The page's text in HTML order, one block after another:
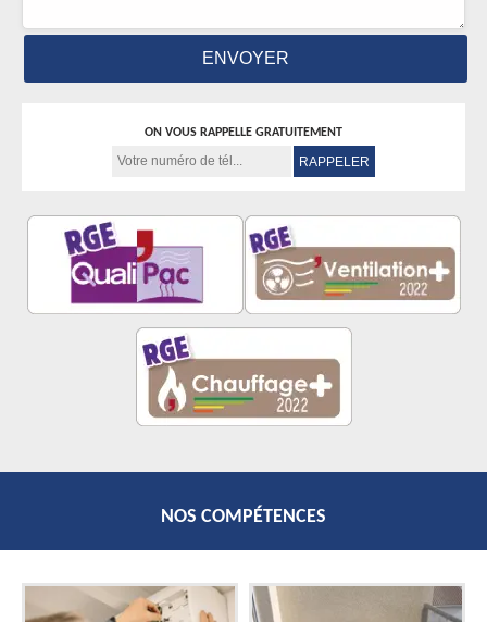
ON VOUS RAPPELLE GRATUITEMENT
NOS COMPÉTENCES